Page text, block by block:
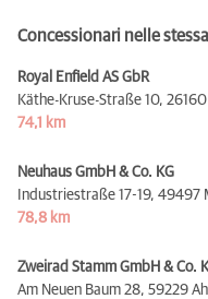
Concessionari nelle
Royal Enfield AS GbR
Käthe-Kruse-Straße 10,
74,1 km
Neuhaus GmbH & Co. KG
Industriestraße 17-19, 49497
78,8 km
Zweirad Stamm GmbH & Co.
Am Neuen Baum 28, 59229